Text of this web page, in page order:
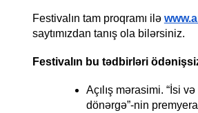
Festivalın tam proqramı ilə
saytımızdan tanış ola bilərsiniz.
Festivalın bu tədbirləri
Açılış mərasimi. “İsi
dönərgə”-nin